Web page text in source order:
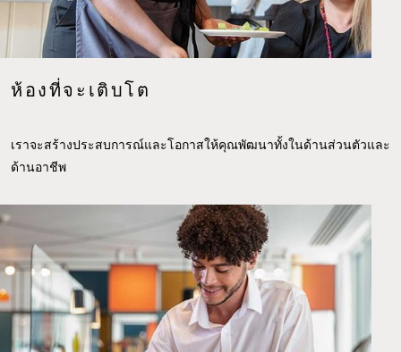
ห้องที่จะเติบโต
เราจะสร้างประสบการณ์และโอกาสให้คุณพัฒนาทั้งในด้านส่วนตัวและ
ด้านอาชีพ